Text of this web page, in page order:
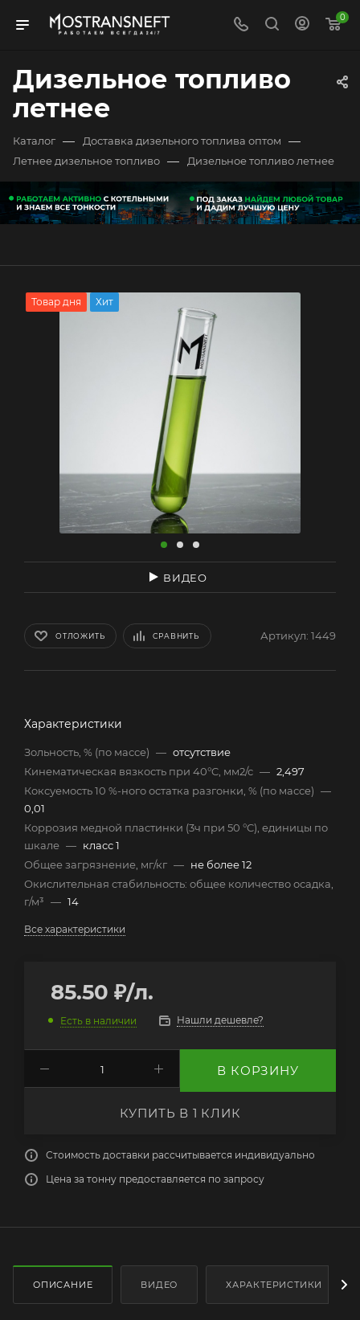
0
Дизельное топливо
летнее
Каталог — Доставка дизельного топлива оптом —
Летнее дизельное топливо — Дизельное топливо летнее
Товар дня Хит
ВИДЕО
ОТЛОЖИТЬ СРАВНИТЬ Артикул: 1449
Характеристики
Зольность, % (по массе) — отсутствие
Кинематическая вязкость при 40°C, мм2/с — 2,497
Коксуемость 10 %-ного остатка разгонки, % (по массе) —
0,01
Коррозия медной пластинки (3ч при 50 °C), единицы по
шкале — класс 1
Общее загрязнение, мг/кг — не более 12
Окислительная стабильность: общее количество осадка,
г/м³ — 14
Все характеристики
85.50 ₽/л.
Есть в наличии Нашли дешевле?
В КОРЗИНУ
КУПИТЬ В 1 КЛИК
Стоимость доставки рассчитывается индивидуально
Цена за тонну предоставляется по запросу
ОПИСАНИЕ ВИДЕО ХАРАКТЕРИСТИКИ